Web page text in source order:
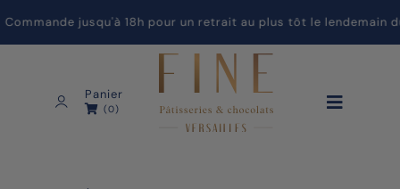
: Commande jusqu'à 18h pour un retrait au plus tôt le lendemain
Panier
(0)